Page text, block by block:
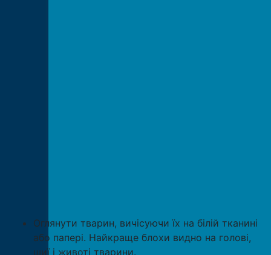
Оглянути тварин, вичісуючи їх на білій тканині
або папері. Найкраще блохи видно на голові,
шиї і животі тварини.